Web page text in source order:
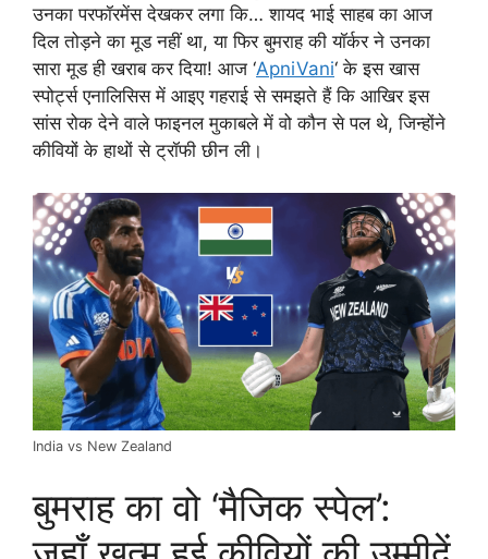
उनका परफॉरमेंस देखकर लगा कि… शायद भाई साहब का आज
दिल तोड़ने का मूड नहीं था, या फिर बुमराह की यॉर्कर ने उनका
सारा मूड ही खराब कर दिया! आज ‘ApniVani‘ के इस खास
स्पोर्ट्स एनालिसिस में आइए गहराई से समझते हैं कि आखिर इस
सांस रोक देने वाले फाइनल मुकाबले में वो कौन से पल थे, जिन्होंने
कीवियों के हाथों से ट्रॉफी छीन ली।
India vs New Zealand
बुमराह का वो ‘मैजिक स्पेल’: